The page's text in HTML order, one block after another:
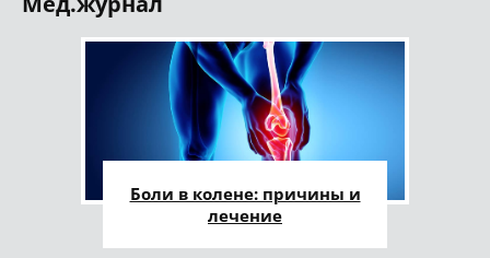
Боли в колене: причины и
лечение